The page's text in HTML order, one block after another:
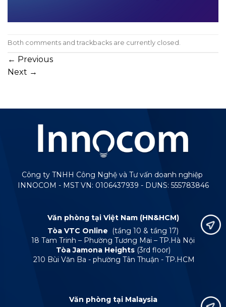
Both comments and trackbacks are currently closed.
← Previous
Next →
Công ty TNHH Công Nghệ và Tư vấn doanh nghiệp
INNOCOM - MST VN: 0106437939 - DUNS: 555783846
Văn phòng tại Việt Nam (HN&HCM)
Tòa VTC Online
(tầng 10 & tầng 17)
18 Tam Trinh – Phường Tương Mai – TP.Hà Nội
Tòa Jamona Heights (3rd floor)
210 Bùi Văn Ba - phường Tân Thuận - TP.HCM
Văn phòng tại Malaysia